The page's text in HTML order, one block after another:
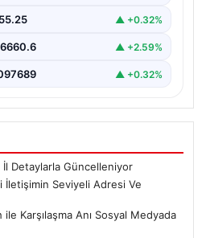
55.25 ▲ +0.32%
6660.6 ▲ +2.59%
▲ +0.32%
İl Detaylarla Güncelleniyor
İletişimin Seviyeli Adresi Ve
Karşılaşma Anı Sosyal Medyada